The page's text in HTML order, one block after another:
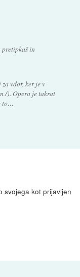
pretipkaš in
vdor, ker je v
/). Opera je takrat
to…
svojega kot prijavljen